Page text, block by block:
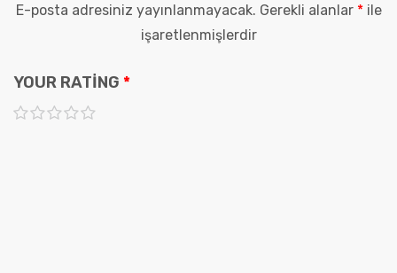
E-posta adresiniz yayınlanmayacak. Gerekli alanlar *ile
işaretlenmişlerdir
YOUR RATING *
1 2 3 4 5